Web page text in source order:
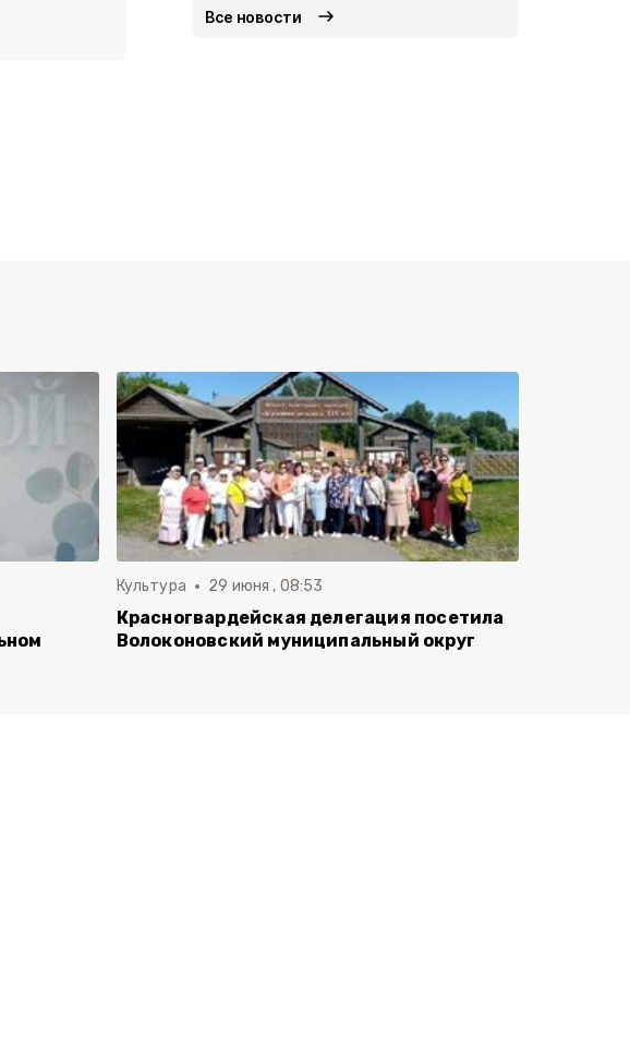
Все новости
Культура 29 июня , 08:53
Красногвардейская делегация посетила
Волоконовский муниципальный округ